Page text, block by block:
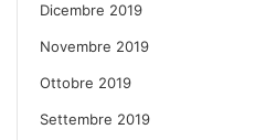
Dicembre 2019
Novembre 2019
Ottobre 2019
Settembre 2019